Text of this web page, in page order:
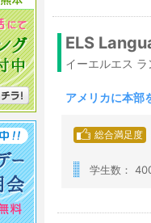
ELS
イーエルエス
アメリカに本部
総合満足度
学生数：